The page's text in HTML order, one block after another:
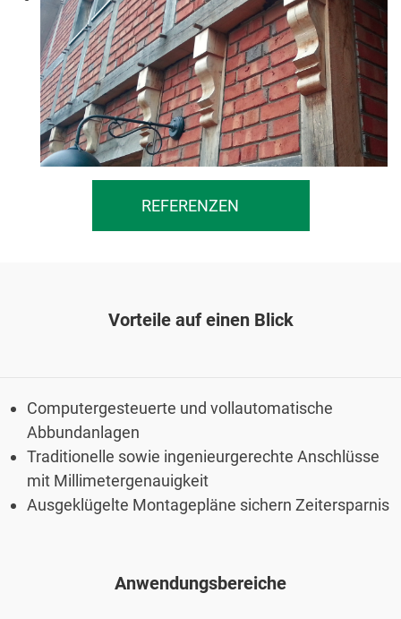
REFERENZEN
Vorteile auf einen Blick
Computergesteuerte und vollautomatische
Abbundanlagen
Traditionelle sowie ingenieurgerechte Anschlüsse
mit Millimetergenauigkeit
Ausgeklügelte Montagepläne sichern Zeitersparnis
Anwendungsbereiche